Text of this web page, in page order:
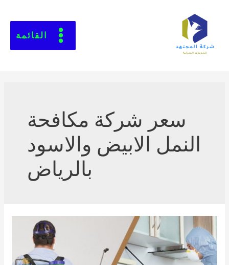
القائمة
سعر شركة مكافحة
النمل الابيض والاسود
بالرياض